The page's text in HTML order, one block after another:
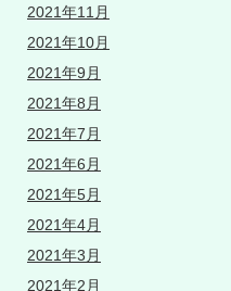
2021年11月
2021年10月
2021年9月
2021年8月
2021年7月
2021年6月
2021年5月
2021年4月
2021年3月
2021年2月